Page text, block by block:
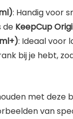
: Handig voor
de KeepCup
: Ideaal voor
bij je hebt,
met deze
van